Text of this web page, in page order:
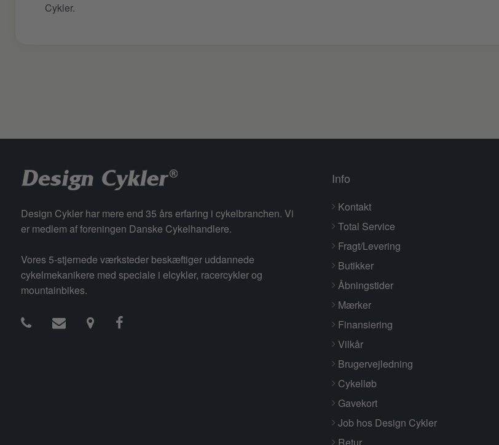
Cykler.
Design Cykler har mere end 35 års erfaring i cykelbranchen. Vi
er medlem af foreningen Danske Cykelhandlere.
Vores 5-stjernede værksteder beskæftiger uddannede
cykelmekanikere med speciale i elcykler, racercykler og
mountainbikes.
Info
Kontakt
Total Service
Fragt/Levering
Butikker
Åbningstider
Mærker
Finansiering
Vilkår
Brugervejledning
Cykelløb
Gavekort
Job hos Design Cykler